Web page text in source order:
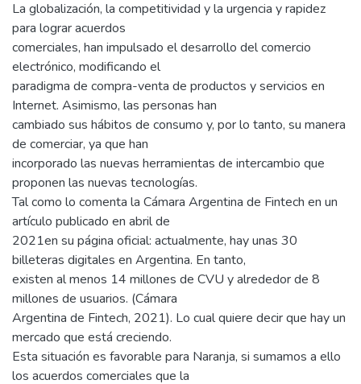
La globalización, la competitividad y la urgencia y rapidez
para lograr acuerdos
comerciales, han impulsado el desarrollo del comercio
electrónico, modificando el
paradigma de compra-venta de productos y servicios en
Internet. Asimismo, las personas han
cambiado sus hábitos de consumo y, por lo tanto, su manera
de comerciar, ya que han
incorporado las nuevas herramientas de intercambio que
proponen las nuevas tecnologías.
Tal como lo comenta la Cámara Argentina de Fintech en un
artículo publicado en abril de
2021en su página oficial: actualmente, hay unas 30
billeteras digitales en Argentina. En tanto,
existen al menos 14 millones de CVU y alrededor de 8
millones de usuarios. (Cámara
Argentina de Fintech, 2021). Lo cual quiere decir que hay un
mercado que está creciendo.
Esta situación es favorable para Naranja, si sumamos a ello
los acuerdos comerciales que la